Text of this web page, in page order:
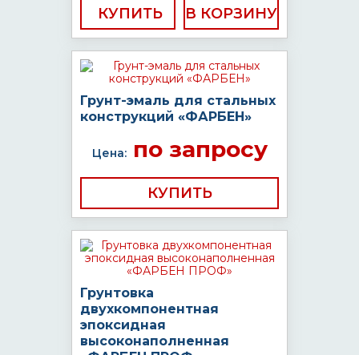
КУПИТЬ
Грунт-эмаль для стальных
конструкций «ФАРБЕН»
Цена:по запросу
КУПИТЬ
Грунтовка
двухкомпонентная
эпоксидная
высоконаполненная